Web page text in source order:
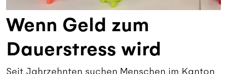
Wenn Geld zum
Dauerstress wird
Seit Jahrzehnten suchen Menschen im Kanton